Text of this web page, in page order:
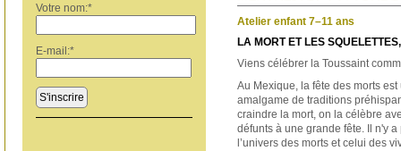
Votre nom:*
E-mail:*
S'inscrire
Atelier enfant 7–11 ans
LA MORT ET LES
Viens célébrer la Toussaint
Au Mexique, la fête des morts
amalgame de traditions
craindre la mort, on la célèbre
défunts à une grande fête. Il n'y
l’univers des morts et celui des